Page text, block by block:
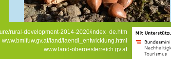
Fruchtkapseln und glänzende Nüsse © Kals
rural-development-2014-2020/index_de.htm
www.bmlfuw.gv.at/land/laendl_entwicklung.html
www.land-oberoesterreich.gv.at